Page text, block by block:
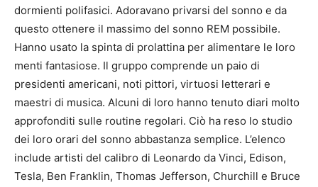
dormienti polifasici. Adoravano privarsi del sonno e da
questo ottenere il massimo del sonno REM possibile.
Hanno usato la spinta di prolattina per alimentare le loro
menti fantasiose. Il gruppo comprende un paio di
presidenti americani, noti pittori, virtuosi letterari e
maestri di musica. Alcuni di loro hanno tenuto diari molto
approfonditi sulle routine regolari. Ciò ha reso lo studio
dei loro orari del sonno abbastanza semplice. L’elenco
include artisti del calibro di Leonardo da Vinci, Edison,
Tesla, Ben Franklin, Thomas Jefferson, Churchill e Bruce